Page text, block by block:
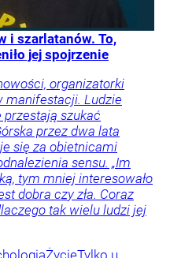
i szarlatanów. To,
jej spojrzenie
organizatorki
manifestacji. Ludzie
przestają szukać
przez dwa lata
się za obietnicami
sensu. „Im
tym mniej interesowało
dobra czy zła. Coraz
tak wielu ludzi jej
ŻycieTylko u